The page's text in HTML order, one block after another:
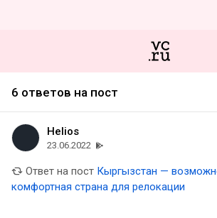
6 ответов на пост
Helios
23.06.2022
Ответ на пост Кыргызстан —
комфортная страна для релокации